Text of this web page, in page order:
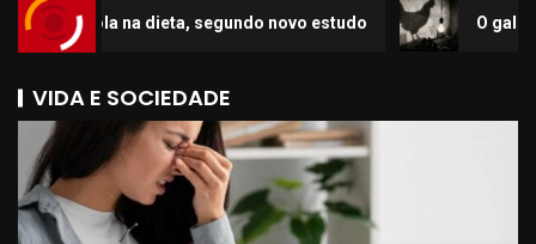
segundo novo estudo O galo Duplo
VIDA E SOCIEDADE